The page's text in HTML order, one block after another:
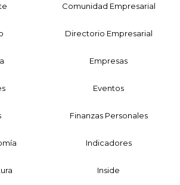
Comunidad Empresarial
Directorio Empresarial
Empresas
Eventos
Finanzas Personales
Indicadores
Inside